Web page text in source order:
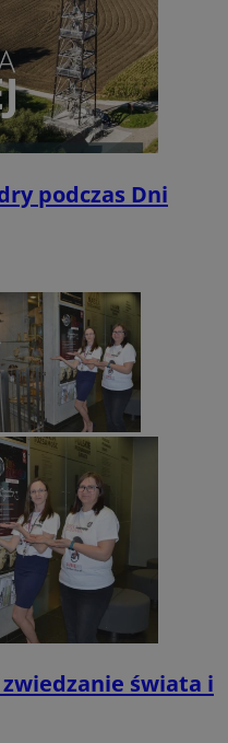
podczas Dni
świata i